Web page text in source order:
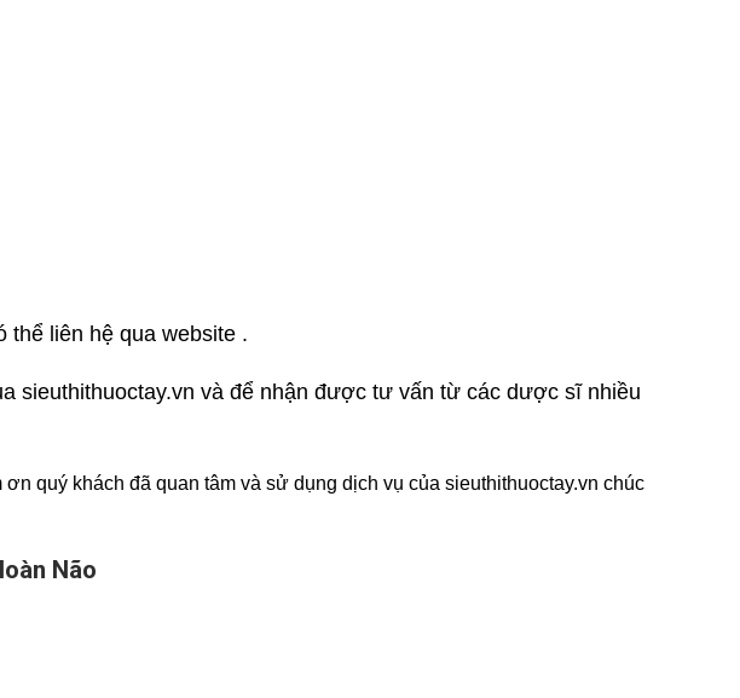
thể liên hệ qua website .
sieuthithuoctay.vn và để nhận được tư vấn từ các dược sĩ nhiều
quý khách đã quan tâm và sử dụng dịch vụ của sieuthithuoctay.vn chúc
Não